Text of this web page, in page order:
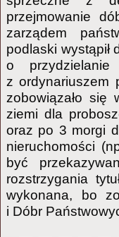
przejmowanie
zarządem
podlaski wystąpił
o przydzielanie
z ordynariuszem
zobowiązało
ziemi dla
oraz po 3 morgi
nieruchomości
być
rozstrzygania
wykonana, bo
i Dóbr